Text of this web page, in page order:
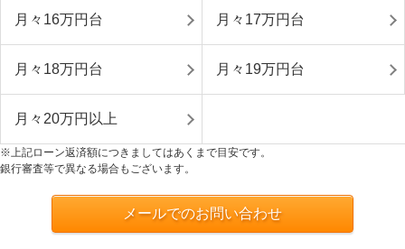
月々16万円台 月々17万円台
月々18万円台 月々19万円台
月々20万円以上
※上記ローン返済額につきましてはあくまで目安です。
銀行審査等で異なる場合もございます。
メールでのお問い合わせ